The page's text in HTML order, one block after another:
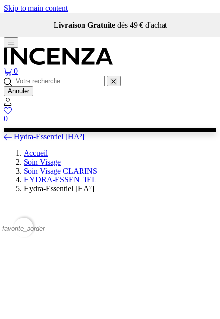
Skip to main content
Qui sommes-nous ?
0
Annuler
0
Hydra-Essentiel [HA²]
Accueil
Soin Visage
Soin Visage CLARINS
HYDRA-ESSENTIEL
Hydra-Essentiel [HA²]
favorite_border